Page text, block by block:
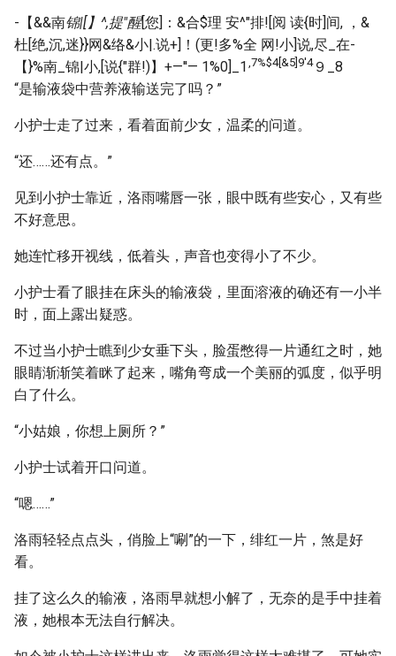
-【&&南锦|[】^,提"醒[您]：&合$理 安^"排![阅 读{时]间, ，&
杜[绝,沉,迷}}网&络&小|.说+]！(更!多%全 网!小]说,尽_在-
【}%南_锦|小,[说{"群!)】+—''— 1%0]_1 ,7%$4[&5]9'4９_8
“是输液袋中营养液输送完了吗？”
小护士走了过来，看着面前少女，温柔的问道。
“还……还有点。”
见到小护士靠近，洛雨嘴唇一张，眼中既有些安心，又有些
不好意思。
她连忙移开视线，低着头，声音也变得小了不少。
小护士看了眼挂在床头的输液袋，里面溶液的确还有一小半
时，面上露出疑惑。
不过当小护士瞧到少女垂下头，脸蛋憋得一片通红之时，她
眼睛渐渐笑着眯了起来，嘴角弯成一个美丽的弧度，似乎明
白了什么。
“小姑娘，你想上厕所？”
小护士试着开口问道。
“嗯……”
洛雨轻轻点点头，俏脸上“唰”的一下，绯红一片，煞是好
看。
挂了这么久的输液，洛雨早就想小解了，无奈的是手中挂着
液，她根本无法自行解决。